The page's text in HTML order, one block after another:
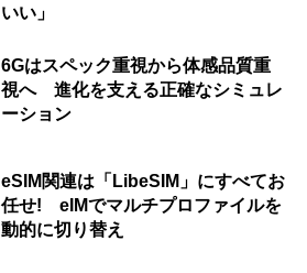
いい」
6Gはスペック重視から体感品質重
視へ 進化を支える正確なシミュレ
ーション
eSIM関連は「LibeSIM」にすべてお
任せ! eIMでマルチプロファイルを
動的に切り替え